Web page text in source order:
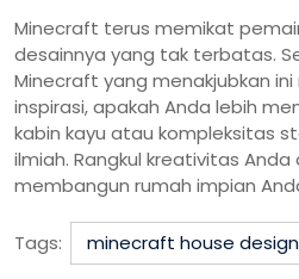
Minecraft terus memikat
desainnya yang tak terbatas.
Minecraft yang menakjubkan
inspirasi, apakah Anda lebih
kabin kayu atau kompleksitas
ilmiah. Rangkul kreativitas Anda
membangun rumah impian
Tags: minecraft house design